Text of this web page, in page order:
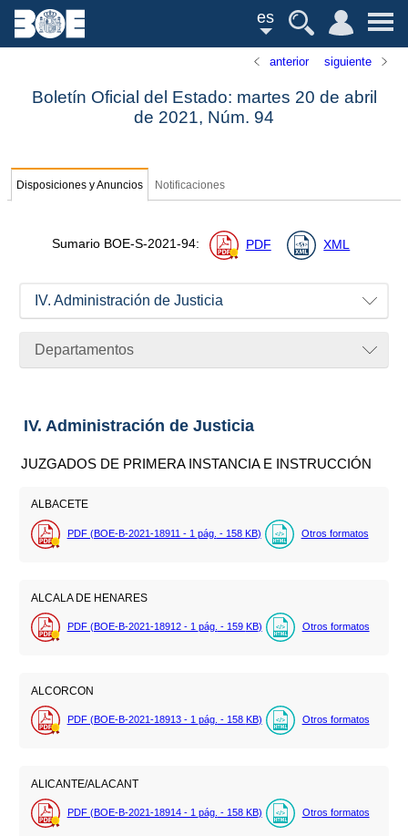
es
anterior siguiente
Boletín Oficial del Estado: martes 20 de abril
de 2021, Núm. 94
Disposiciones y Anuncios Notificaciones
Sumario BOE-S-2021-94: PDF XML
IV. Administración de Justicia
Departamentos
IV. Administración de Justicia
JUZGADOS DE PRIMERA INSTANCIA E INSTRUCCIÓN
ALBACETE
PDF (BOE-B-2021-18911 - 1 pág. - 158 KB) Otros formatos
ALCALA DE HENARES
PDF (BOE-B-2021-18912 - 1 pág. - 159 KB) Otros formatos
ALCORCON
PDF (BOE-B-2021-18913 - 1 pág. - 158 KB) Otros formatos
ALICANTE/ALACANT
PDF (BOE-B-2021-18914 - 1 pág. - 158 KB) Otros formatos